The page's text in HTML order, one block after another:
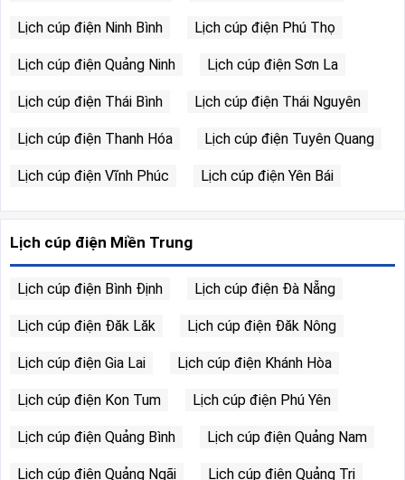
Lịch cúp điện Ninh Bình Lịch cúp điện Phú Thọ
Lịch cúp điện Quảng Ninh Lịch cúp điện Sơn La
Lịch cúp điện Thái Bình Lịch cúp điện Thái Nguyên
Lịch cúp điện Thanh Hóa Lịch cúp điện Tuyên Quang
Lịch cúp điện Vĩnh Phúc Lịch cúp điện Yên Bái
Lịch cúp điện Miền Trung
Lịch cúp điện Bình Định Lịch cúp điện Đà Nẵng
Lịch cúp điện Đăk Lăk Lịch cúp điện Đăk Nông
Lịch cúp điện Gia Lai Lịch cúp điện Khánh Hòa
Lịch cúp điện Kon Tum Lịch cúp điện Phú Yên
Lịch cúp điện Quảng Bình Lịch cúp điện Quảng Nam
Lịch cúp điện Quảng Ngãi Lịch cúp điện Quảng Trị